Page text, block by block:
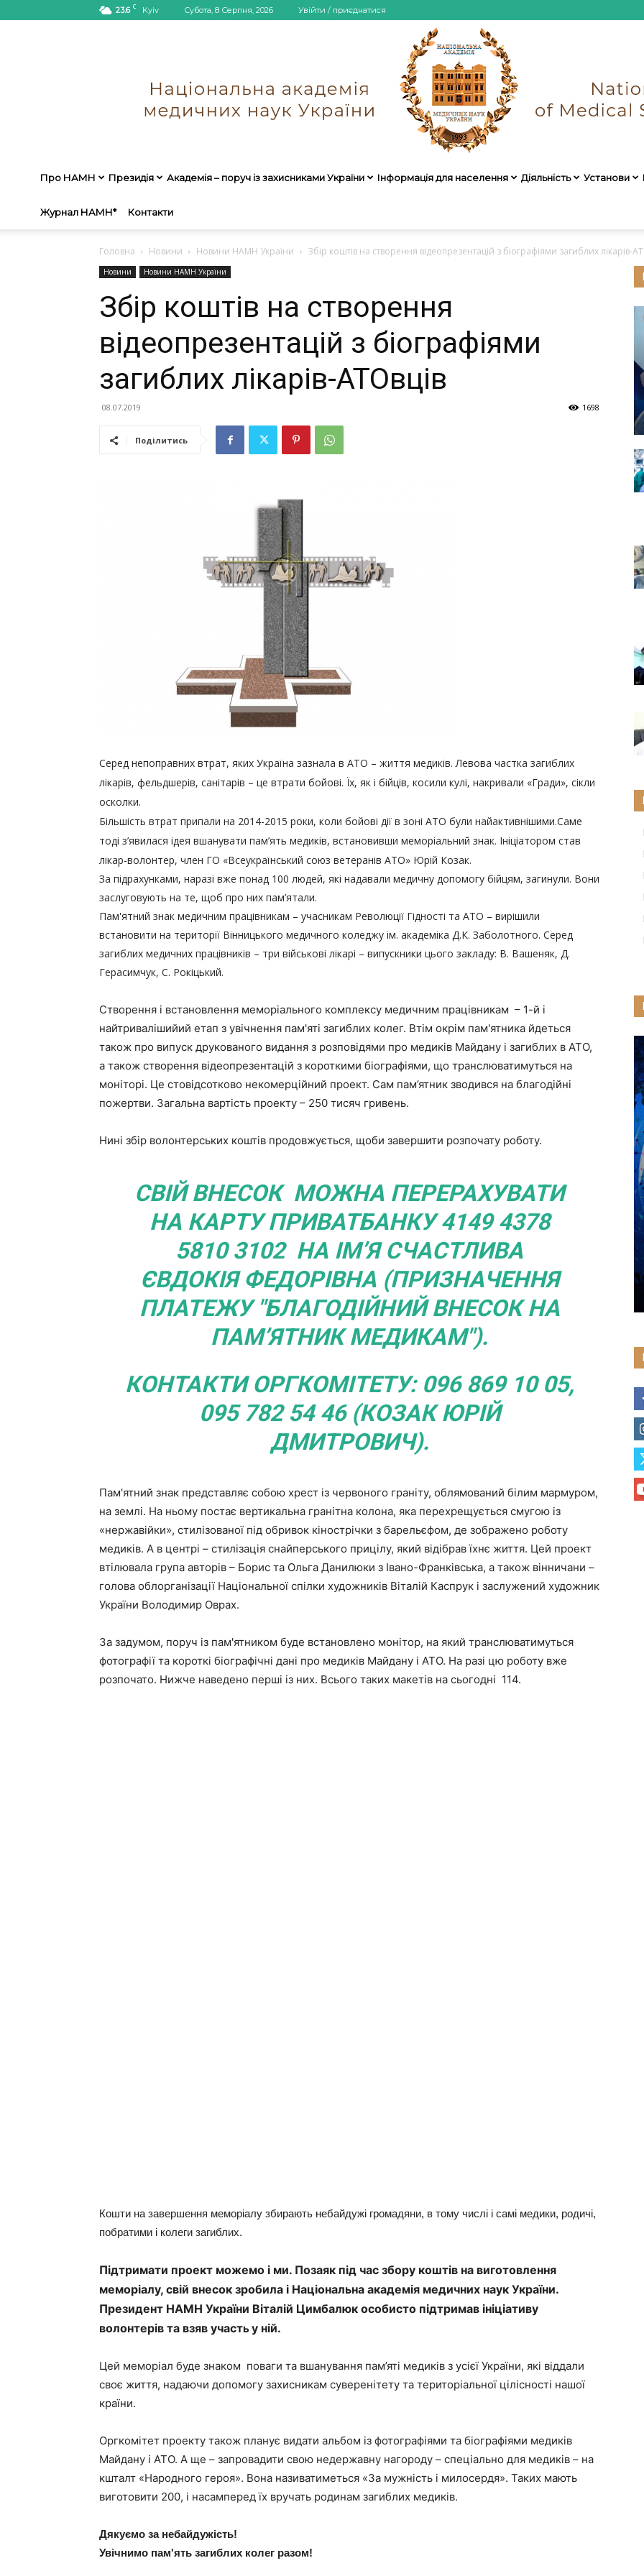
23.6 C Kyiv Субота, 8 Серпня, 2026 Увійти / приєднатися
Про НАМН Президія Академія – поруч із захисниками України Інформація для населення Діяльність Установи
Журнал НАМН* Контакти
Головна Новини Новини НАМН України Збір коштів на створення відеопрезентацій з біографіями загиблих лікарів-
Новини Новини НАМН України
Збір коштів на створення
відеопрезентацій з біографіями
загиблих лікарів-АТОвців
08.07.2019 1698
Поділитись
Серед непоправних втрат, яких Україна зазнала в АТО – життя медиків. Левова частка загиблих
лікарів, фельдшерів, санітарів – це втрати бойові. Їх, як і бійців, косили кулі, накривали «Гради», сікли
осколки.
Більшість втрат припали на 2014-2015 роки, коли бойові дії в зоні АТО були найактивнішими.Саме
тоді з’явилася ідея вшанувати пам’ять медиків, встановивши меморіальний знак. Ініціатором став
лікар-волонтер, член ГО «Всеукраїнський союз ветеранів АТО» Юрій Козак.
За підрахунками, наразі вже понад 100 людей, які надавали медичну допомогу бійцям, загинули. Вони
заслуговують на те, щоб про них пам’ятали.
Пам'ятний знак медичним працівникам – учасникам Революції Гідності та АТО – вирішили
встановити на території Вінницького медичного коледжу ім. академіка Д.К. Заболотного. Серед
загиблих медичних працівників – три військові лікарі – випускники цього закладу: В. Вашеняк, Д.
Герасимчук, С. Рокіцький.
Створення і встановлення меморіального комплексу медичним працівникам – 1-й і
найтривалішийий етап з увічнення пам'яті загиблих колег. Втім окрім пам'ятника йдеться
також про випуск друкованого видання з розповідями про медиків Майдану і загиблих в АТО,
а також створення відеопрезентацій з короткими біографіями, що транслюватимуться на
моніторі. Це стовідсотково некомерційний проект. Сам пам’ятник зводився на благодійні
пожертви. Загальна вартість проекту – 250 тисяч гривень.
Нині збір волонтерських коштів продовжується, щоби завершити розпочату роботу.
СВІЙ ВНЕСОК МОЖНА ПЕРЕРАХУВАТИ
НА КАРТУ ПРИВАТБАНКУ 4149 4378
5810 3102 НА ІМ’Я СЧАСТЛИВА
ЄВДОКІЯ ФЕДОРІВНА (ПРИЗНАЧЕННЯ
ПЛАТЕЖУ "БЛАГОДІЙНИЙ ВНЕСОК НА
ПАМ’ЯТНИК МЕДИКАМ").
КОНТАКТИ ОРГКОМІТЕТУ: 096 869 10 05,
095 782 54 46 (КОЗАК ЮРІЙ
ДМИТРОВИЧ).
Пам'ятний знак представляє собою хрест із червоного граніту, облямований білим мармуром,
на землі. На ньому постає вертикальна гранітна колона, яка перехрещується смугою із
«нержавійки», стилізованої під обривок кінострічки з барельєфом, де зображено роботу
медиків. А в центрі – стилізація снайперського прицілу, який відібрав їхнє життя. Цей проект
втілювала група авторів – Борис та Ольга Данилюки з Івано-Франківська, а також вінничани –
голова облорганізації Національної спілки художників Віталій Каспрук і заслужений художник
України Володимир Оврах.
За задумом, поруч із пам'ятником буде встановлено монітор, на який транслюватимуться
фотографії та короткі біографічні дані про медиків Майдану і АТО. На разі цю роботу вже
розпочато. Нижче наведено перші із них. Всього таких макетів на сьогодні 114.
Кошти на завершення меморіалу збирають небайдужі громадяни, в тому числі і самі медики, родичі,
побратими і колеги загиблих.
Підтримати проект можемо і ми. Позаяк під час збору коштів на виготовлення
меморіалу, свій внесок зробила і Національна академія медичних наук України.
Президент НАМН України Віталій Цимбалюк особисто підтримав ініціативу
волонтерів та взяв участьу ній.
Цей меморіал буде знаком поваги та вшанування пам’яті медиків з усієї України, які віддали
своє життя, надаючи допомогу захисникам суверенітету та територіальної цілісності нашої
країни.
Оргкомітет проекту також планує видати альбом із фотографіями та біографіями медиків
Майдану і АТО. А ще – запровадити свою недержавну нагороду – спеціально для медиків – на
кшталт «Народного героя». Вона називатиметься «За мужність і милосердя». Таких мають
виготовити 200, і насамперед їх вручать родинам загиблих медиків.
Дякуємо за небайдужість!
Увічнимо пам'ять загиблих колег разом!